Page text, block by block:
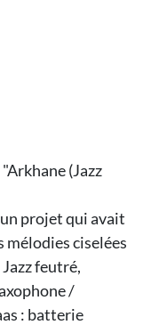
(Jazz
projet qui avait
mélodies ciselées
feutré,
/
: batterie